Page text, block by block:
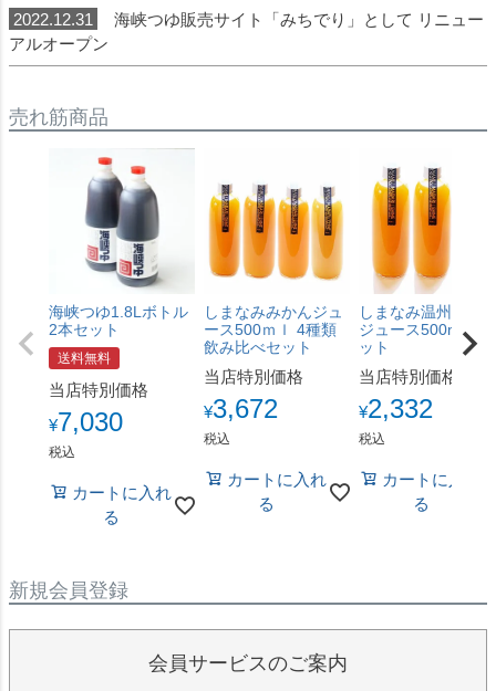
2022.12.31
海峡つゆ販売サイト「みちでり」として リニュー
アルオープン
売れ筋商品
海峡つゆ1.8Lボトル
2本セット
送料無料
当店特別価格
¥7,030
税込
カートに入れ
る
しまなみみかんジュ
ース500ｍｌ 4種類
飲み比べセット
当店特別価格
¥3,672
税込
カートに入れ
る
しまなみ温州みか
ジュース500ml3本
ット
当店特別価格
¥2,332
税込
カートに入れ
る
新規会員登録
会員サービスのご案内